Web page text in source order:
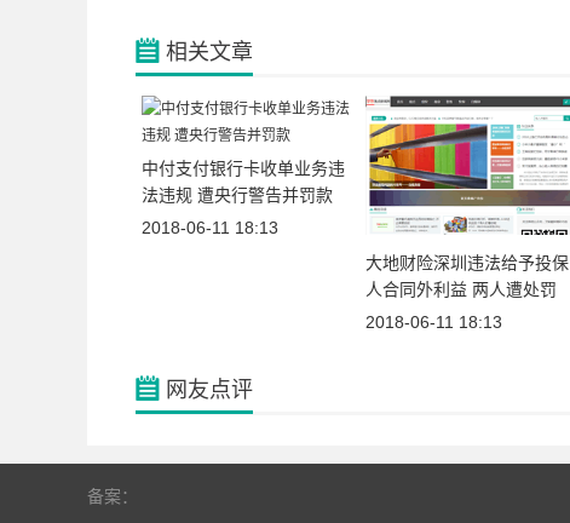
相关文章
中付支付银行卡收单业务违
法违规 遭央行警告并罚款
2018-06-11 18:13
大地财险深圳违法给予投保
人合同外利益 两人遭处罚
2018-06-11 18:13
网友点评
备案：